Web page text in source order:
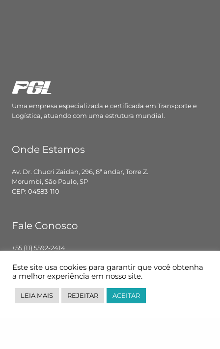
Uma empresa especializada e certificada em Transporte e
Logística, atuando com uma estrutura mundial.
Onde Estamos
Av. Dr. Chucri Zaidan, 296, 8ª andar, Torre Z.
Morumbi, São Paulo, SP
CEP: 04583-110
Fale Conosco
+55 (11) 5592-2414
Segunda – Sexta: 8h00 – 18h00
Siga-nos
Este site usa cookies para garantir que você obtenha
a melhor experiência em nosso site.
LEIA MAIS REJEITAR ACEITAR